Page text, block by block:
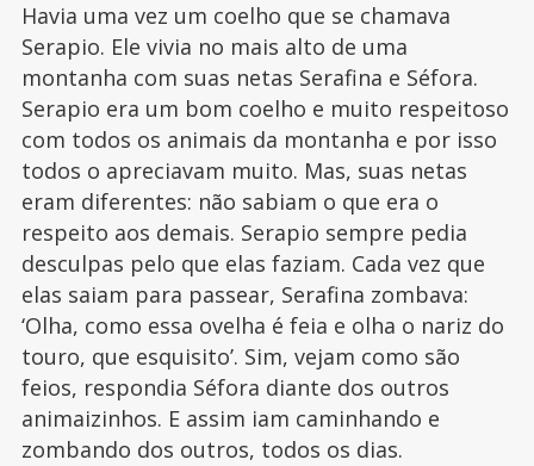
Havia uma vez um coelho que se chamava
Serapio. Ele vivia no mais alto de uma
montanha com suas netas Serafina e Séfora.
Serapio era um bom coelho e muito respeitoso
com todos os animais da montanha e por isso
todos o apreciavam muito. Mas, suas netas
eram diferentes: não sabiam o que era o
respeito aos demais. Serapio sempre pedia
desculpas pelo que elas faziam. Cada vez que
elas saiam para passear, Serafina zombava:
‘Olha, como essa ovelha é feia e olha o nariz do
touro, que esquisito’. Sim, vejam como são
feios, respondia Séfora diante dos outros
animaizinhos. E assim iam caminhando e
zombando dos outros, todos os dias.